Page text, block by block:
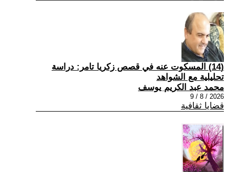
(14) المسكوت عنه في قصص زكريا تامر: دراسة
تحليلية مع الشواهد
محمد عبد الكريم يوسف
2026 / 8 / 9
قضايا ثقافية